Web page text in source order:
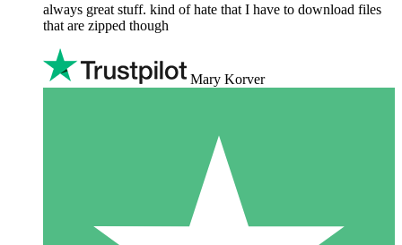
always great stuff. kind of hate that I have to download files
that are zipped though
Mary Korver